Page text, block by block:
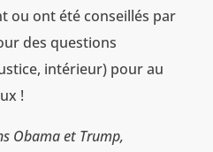
ou ont été conseillés par
des questions
intérieur) pour au
!
Obama et Trump,